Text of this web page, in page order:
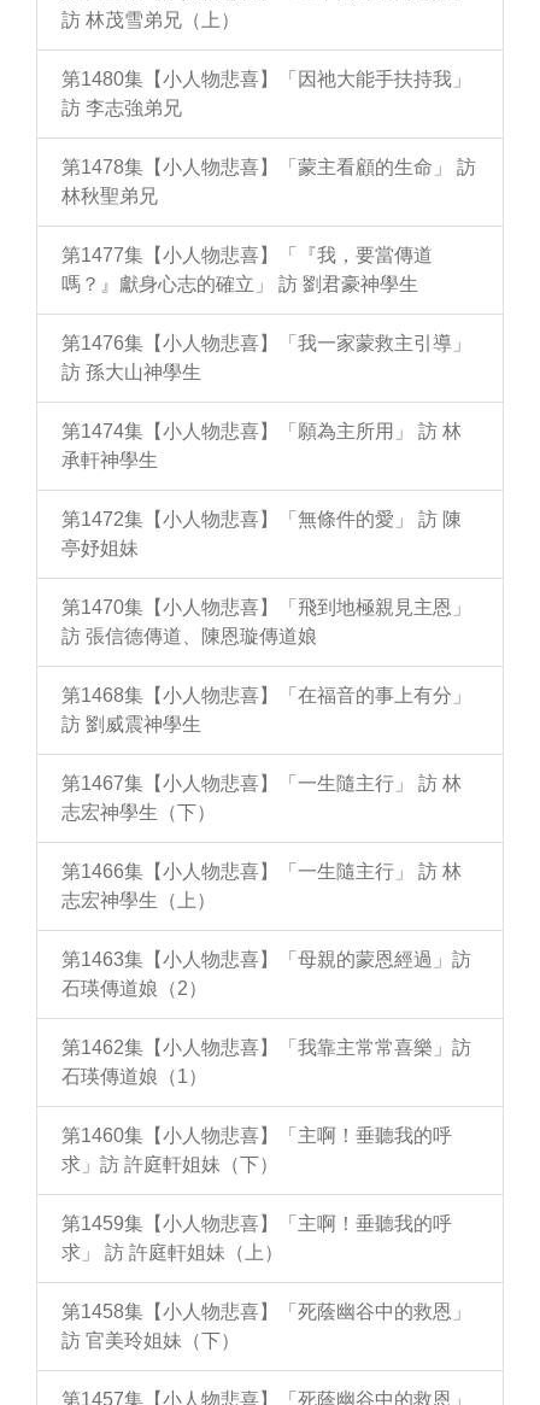
訪 林茂雪弟兄（上）
第1480集【小人物悲喜】「因祂大能手扶持我」
訪 李志強弟兄
第1478集【小人物悲喜】「蒙主看顧的生命」 訪
林秋聖弟兄
第1477集【小人物悲喜】「『我，要當傳道
嗎？』獻身心志的確立」 訪 劉君豪神學生
第1476集【小人物悲喜】「我一家蒙救主引導」
訪 孫大山神學生
第1474集【小人物悲喜】「願為主所用」 訪 林
承軒神學生
第1472集【小人物悲喜】「無條件的愛」 訪 陳
亭妤姐妹
第1470集【小人物悲喜】「飛到地極親見主恩」
訪 張信德傳道、陳恩璇傳道娘
第1468集【小人物悲喜】「在福音的事上有分」
訪 劉威震神學生
第1467集【小人物悲喜】「一生隨主行」 訪 林
志宏神學生（下）
第1466集【小人物悲喜】「一生隨主行」 訪 林
志宏神學生（上）
第1463集【小人物悲喜】「母親的蒙恩經過」訪
石瑛傳道娘（2）
第1462集【小人物悲喜】「我靠主常常喜樂」訪
石瑛傳道娘（1）
第1460集【小人物悲喜】「主啊！垂聽我的呼
求」訪 許庭軒姐妹（下）
第1459集【小人物悲喜】「主啊！垂聽我的呼
求」 訪 許庭軒姐妹（上）
第1458集【小人物悲喜】「死蔭幽谷中的救恩」
訪 官美玲姐妹（下）
第1457集【小人物悲喜】「死蔭幽谷中的救恩」